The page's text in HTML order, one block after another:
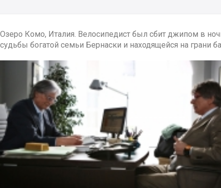
Озеро Комо, Италия. Велосипедист был сбит джипом в
судьбы богатой семьи Бернаски и находящейся на грани